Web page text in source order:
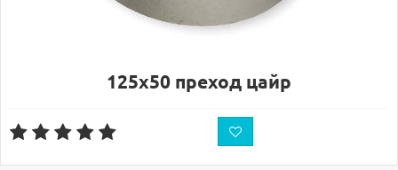
125х50 преход цайр